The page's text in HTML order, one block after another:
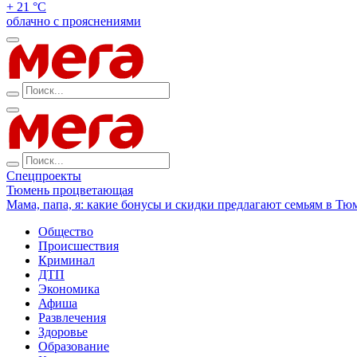
+ 21 °С
облачно с прояснениями
Спецпроекты
Тюмень процветающая
Мама, папа, я: какие бонусы и скидки предлагают семьям в
Общество
Происшествия
Криминал
ДТП
Экономика
Афиша
Развлечения
Здоровье
Образование